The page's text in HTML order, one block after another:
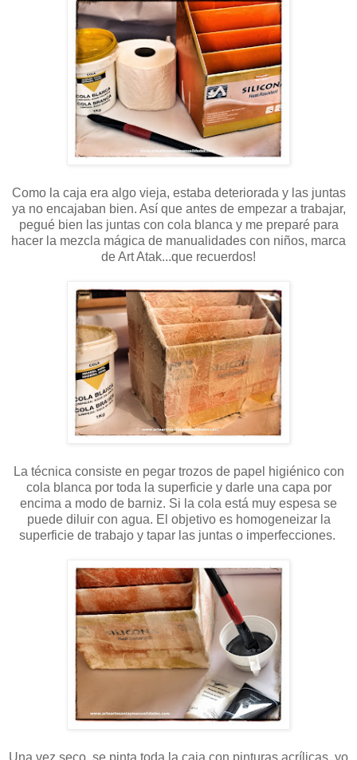
Como la caja era algo vieja, estaba deteriorada y las juntas
ya no encajaban bien. Así que antes de empezar a trabajar,
pegué bien las juntas con cola blanca y me preparé para
hacer la mezcla mágica de manualidades con niños, marca
de Art Atak...que recuerdos!
La técnica consiste en pegar trozos de papel higiénico con
cola blanca por toda la superficie y darle una capa por
encima a modo de barniz. Si la cola está muy espesa se
puede diluir con agua. El objetivo es homogeneizar la
superficie de trabajo y tapar las juntas o imperfecciones.
Una vez seco, se pinta toda la caja con pinturas acrílicas, yo